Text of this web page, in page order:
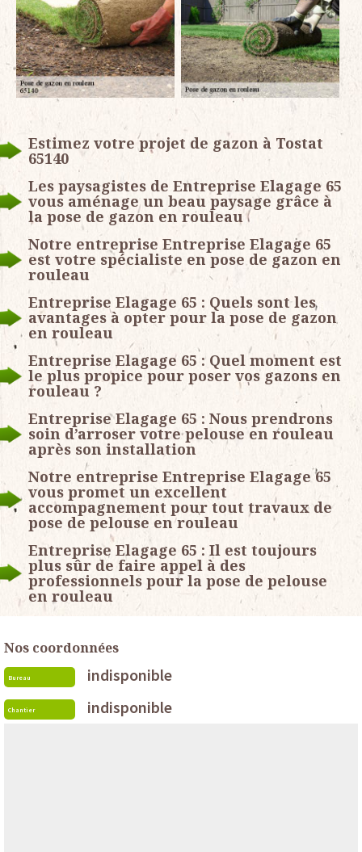
Estimez votre projet de gazon à Tostat
65140
Les paysagistes de Entreprise Elagage 65
vous aménage un beau paysage grâce à
la pose de gazon en rouleau
Notre entreprise Entreprise Elagage 65
est votre spécialiste en pose de gazon en
rouleau
Entreprise Elagage 65 : Quels sont les
avantages à opter pour la pose de gazon
en rouleau
Entreprise Elagage 65 : Quel moment est
le plus propice pour poser vos gazons en
rouleau ?
Entreprise Elagage 65 : Nous prendrons
soin d’arroser votre pelouse en rouleau
après son installation
Notre entreprise Entreprise Elagage 65
vous promet un excellent
accompagnement pour tout travaux de
pose de pelouse en rouleau
Entreprise Elagage 65 : Il est toujours
plus sûr de faire appel à des
professionnels pour la pose de pelouse
en rouleau
Nos coordonnées
Bureau indisponible
Chantier indisponible